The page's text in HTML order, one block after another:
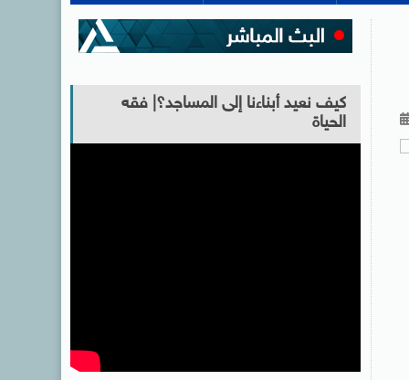
كيف نعيد أبناءنا إلى المساجد؟| فقه
الحياة